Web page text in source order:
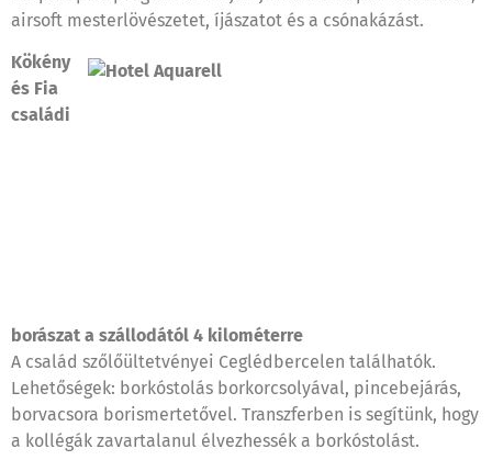
airsoft mesterlövészetet, íjászatot és a csónakázást.
Kökény
és Fia
családi
borászat a szállodától 4 kilométerre
A család szőlőültetvényei Ceglédbercelen találhatók.
Lehetőségek: borkóstolás borkorcsolyával, pincebejárás,
borvacsora borismertetővel. Transzferben is segítünk, hogy
a kollégák zavartalanul élvezhessék a borkóstolást.